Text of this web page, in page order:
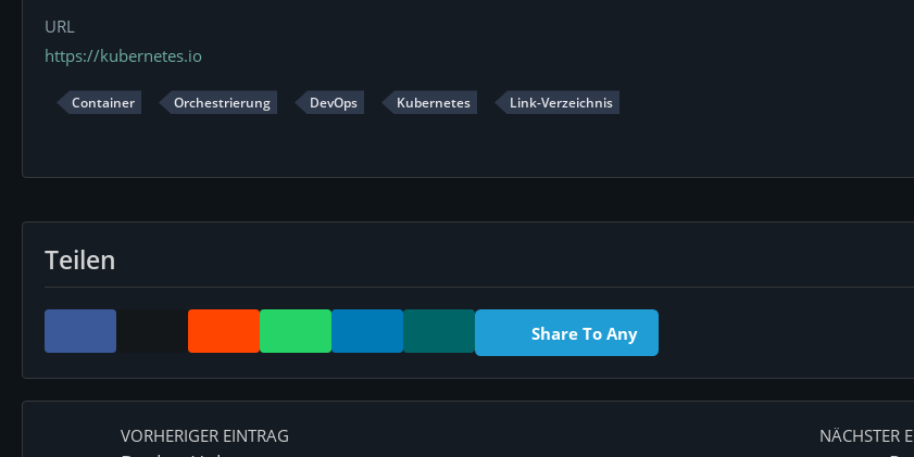
URL
https://kubernetes.io
Container Orchestrierung DevOps Kubernetes Link-Verzeichnis
Teilen
Share To Any
VORHERIGER EINTRAG NÄCHSTER